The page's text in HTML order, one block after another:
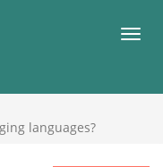
languages?